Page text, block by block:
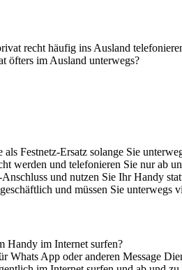
recht häufig ins Ausland
öfters im Ausland unterwegs?
Festnetz-Ersatz solange Sie
werden und telefonieren Sie nur ab
und nutzen Sie Ihr Handy
und müssen Sie unterwegs
Handy im Internet surfen?
Whats App oder anderen Message